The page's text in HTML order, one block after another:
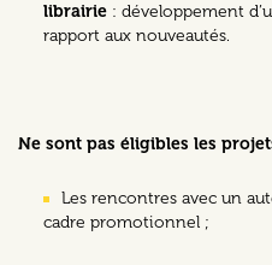
librairie : développement
rapport aux nouveautés.
Ne sont pas éligibles les
Les rencontres avec un
cadre promotionnel ;